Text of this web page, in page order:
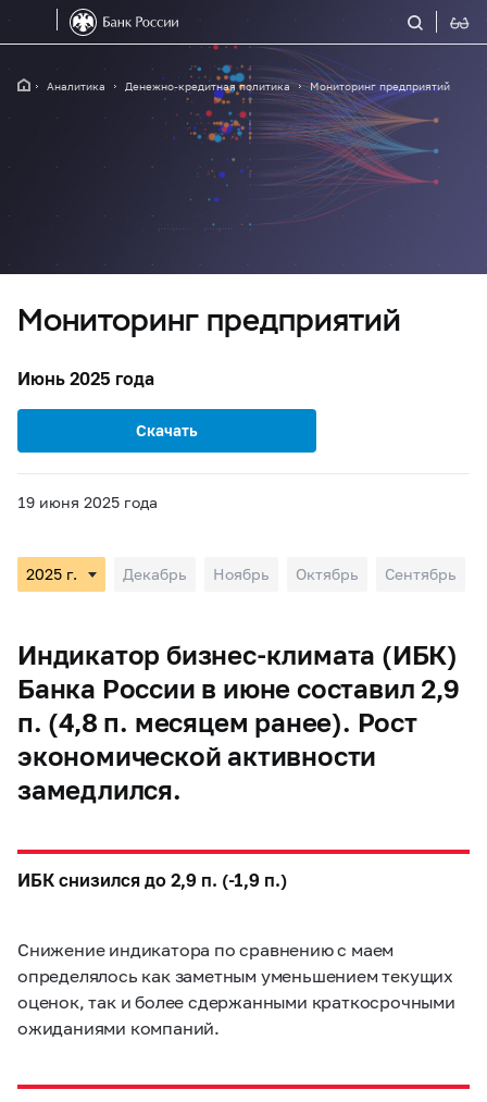
Аналитика Денежно-кредитная политика Мониторинг предприятий
Мониторинг предприятий
Июнь 2025 года
Скачать
19 июня 2025 года
Декабрь Ноябрь Октябрь Сентябрь
Индикатор бизнес-климата (ИБК)
Банка России в июне составил 2,9
п. (4,8 п. месяцем ранее). Рост
экономической активности
замедлился.
ИБК снизился до 2,9 п. (-1,9 п.)
Снижение индикатора по сравнению с маем
определялось как заметным уменьшением текущих
оценок, так и более сдержанными краткосрочными
ожиданиями компаний.